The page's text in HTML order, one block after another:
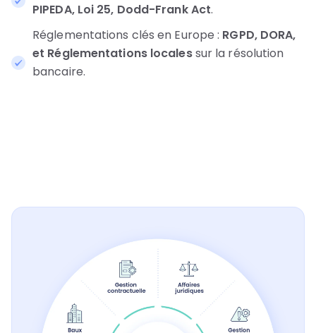
PIPEDA, Loi 25, Dodd-Frank Act.
Réglementations clés en Europe : RGPD, DORA,
et Réglementations localessur la résolution
bancaire.